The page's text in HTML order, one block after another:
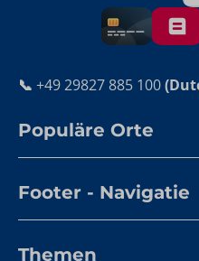
📞 +49 29827 885 100
Populäre Orte
Footer - Navigatie
Themen